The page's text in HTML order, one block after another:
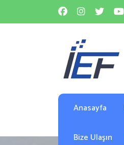
Anasayfa
Bize Ulaşın